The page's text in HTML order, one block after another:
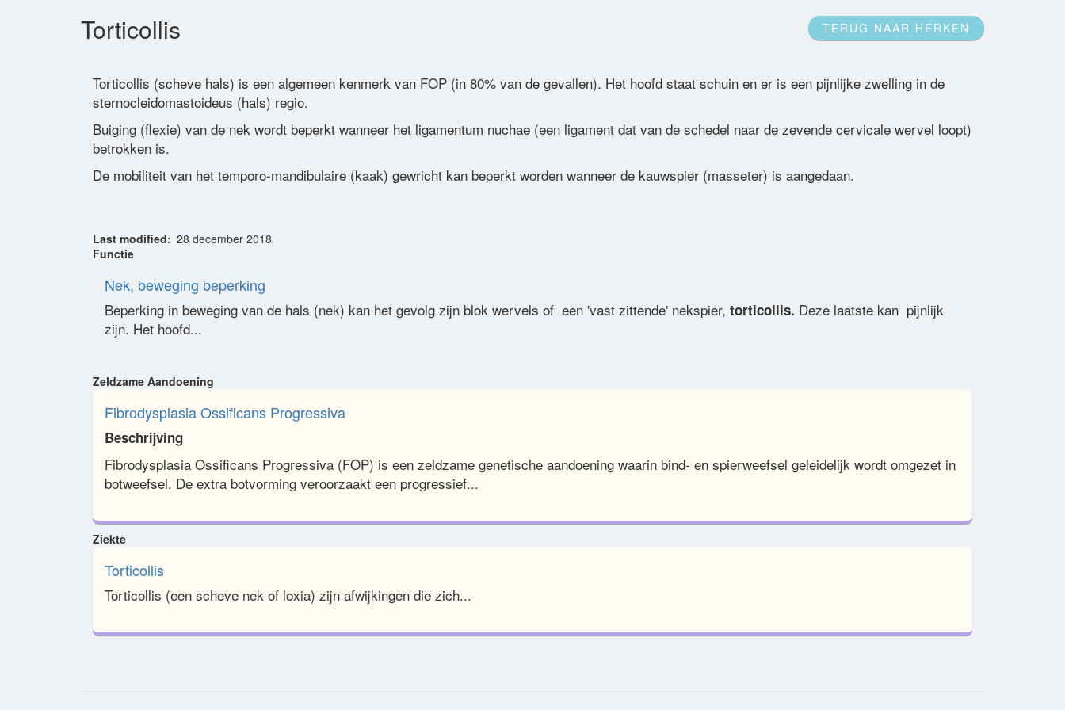
Torticollis TERUG NAAR HERKEN
Torticollis (scheve hals) is een algemeen kenmerk van FOP (in 80% van de gevallen). Het hoofd staat schuin en er is een pijnlijke zwelling in de
sternocleidomastoideus (hals) regio.
Buiging (flexie) van de nek wordt beperkt wanneer het ligamentum nuchae (een ligament dat van de schedel naar de zevende cervicale wervel loopt)
betrokken is.
De mobiliteit van het temporo-mandibulaire (kaak) gewricht kan beperkt worden wanneer de kauwspier (masseter) is aangedaan.
Last modified
28 december 2018
Functie
Nek, beweging beperking
Beperking in beweging van de hals (nek) kan het gevolg zijn blok wervels of een 'vast zittende' nekspier, torticollis. Deze laatste kan pijnlijk
zijn. Het hoofd...
Zeldzame Aandoening
Fibrodysplasia Ossificans Progressiva
Beschrijving
Fibrodysplasia Ossificans Progressiva (FOP) is een zeldzame genetische aandoening waarin bind- en spierweefsel geleidelijk wordt omgezet in
botweefsel. De extra botvorming veroorzaakt een progressief...
Ziekte
Torticollis
Torticollis (een scheve nek of loxia) zijn afwijkingen die zich...